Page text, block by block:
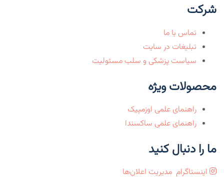
شرکت
تماس با ما
تبلیغات در سایت
سیاست پزشکی و سلب مسئولیت
محصولات ویژه
راهنمای علمی اوزمپیک
راهنمای علمی ساکسندا
ما را دنبال کنید
اینستاگرام مدیریت اعلان‌ها